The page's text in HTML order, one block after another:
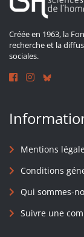
Créée en 1963, la
recherche et la
sociales.
Mentions
Conditions
Qui sommes-
Suivre une